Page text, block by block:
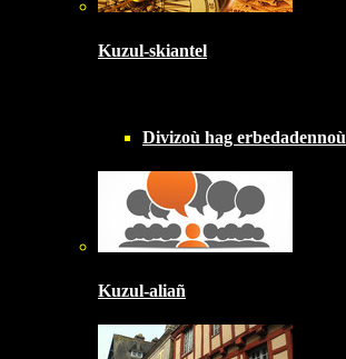
Kuzul-skiantel
Divizoù hag erbedadennoù
Kuzul-aliañ